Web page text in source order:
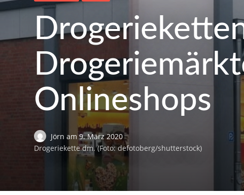
Onlineshops
Jörnam 9. März 2020
Drogeriekette dm. (Foto: defotoberg/shutterstock)